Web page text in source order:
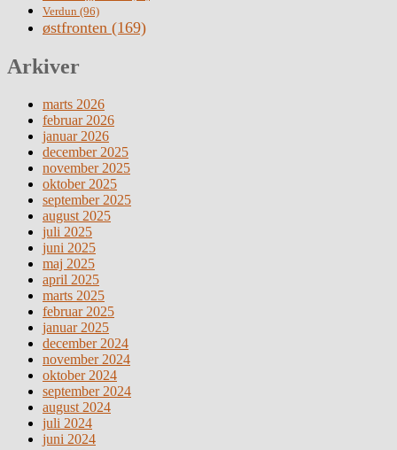
Verdun (96)
østfronten (169)
Arkiver
marts 2026
februar 2026
januar 2026
december 2025
november 2025
oktober 2025
september 2025
august 2025
juli 2025
juni 2025
maj 2025
april 2025
marts 2025
februar 2025
januar 2025
december 2024
november 2024
oktober 2024
september 2024
august 2024
juli 2024
juni 2024